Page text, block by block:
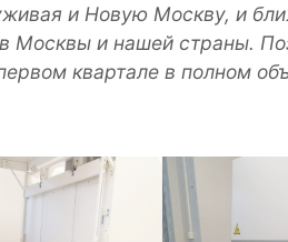
и Новую Москву, и
Москвы и нашей страны.
квартале в полном